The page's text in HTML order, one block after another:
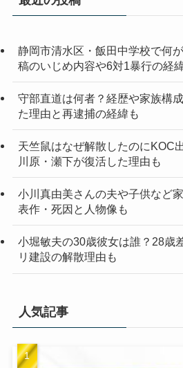
静岡市清水区・飯田中学校で何
稿のいじめ内容や6対1暴行の経
守部直道は何者？経歴や家族構
た理由と再逮捕の経緯も
天竺鼠はなぜ解散したのにKOC
川原・瀬下が復活した理由も
小川真由美さんの夫や子供など
表作・死因と人物像も
小堀敏夫の30歳彼女は誰？28歳
リ建設の解散理由も
人気記事